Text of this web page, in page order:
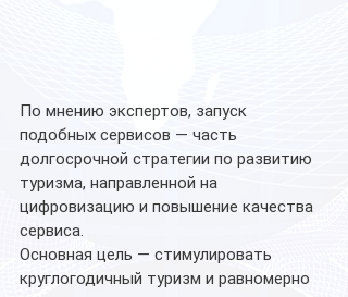
По мнению экспертов, запуск
подобных сервисов — часть
долгосрочной стратегии по развитию
туризма, направленной на
цифровизацию и повышение качества
сервиса.
Основная цель — стимулировать
круглогодичный туризм и равномерно